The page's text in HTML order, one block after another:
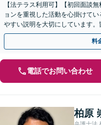
【法テラス利用可】【初回面談
ョンを重視した活動を心掛けて
やすい説明を大切にしています
料・養育費の請求、財産分与な
料
電話でお問い合わせ
柏原